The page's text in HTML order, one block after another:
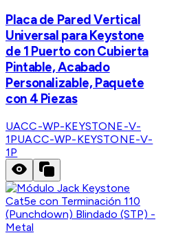
Placa de Pared Vertical
Universal para Keystone
de 1 Puerto con Cubierta
Pintable, Acabado
Personalizable, Paquete
con 4 Piezas
UACC-WP-KEYSTONE-V-
1PUACC-WP-KEYSTONE-V-
1P